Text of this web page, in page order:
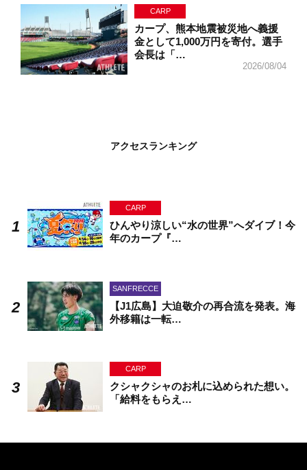
CARP
カープ、熊本地震被災地へ義援
金として1,000万円を寄付。選手
会長は「…
2026/08/04
アクセスランキング
CARP
ひんやり涼しい“水の世界”へダイブ！今
年のカープ『…
SANFRECCE
【J1広島】大迫敬介の再合流を発表。海
外移籍は一転…
CARP
クシャクシャのお札に込められた想い。
「給料をもらえ…